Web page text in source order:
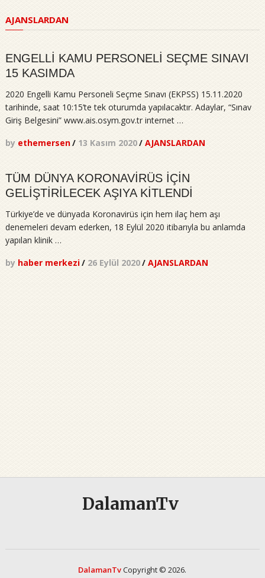
AJANSLARDAN
ENGELLİ KAMU PERSONELİ SEÇME SINAVI
15 KASIMDA
2020 Engelli Kamu Personeli Seçme Sınavı (EKPSS) 15.11.2020
tarihinde, saat 10:15’te tek oturumda yapılacaktır. Adaylar, “Sınav
Giriş Belgesini” www.ais.osym.gov.tr internet …
by ethemersen/ 13 Kasım 2020/ AJANSLARDAN
TÜM DÜNYA KORONAVİRÜS İÇİN
GELİŞTİRİLECEK AŞIYA KİTLENDİ
Türkiye’de ve dünyada Koronavirüs için hem ilaç hem aşı
denemeleri devam ederken, 18 Eylül 2020 itibarıyla bu anlamda
yapılan klinik …
by haber merkezi/ 26 Eylül 2020/ AJANSLARDAN
DalamanTv
DalamanTvCopyright © 2026.